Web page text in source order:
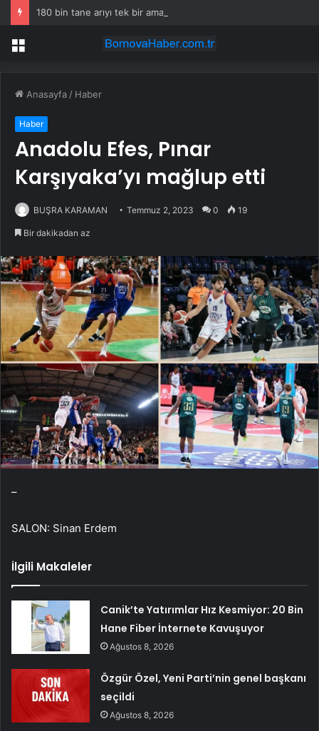
180 bin tane arıyı tek bir amaç doğaya saldılar
Menü
Anasayfa / Haber
Haber
Anadolu Efes, Pınar
Karşıyaka’yı mağlup etti
BUŞRA KARAMAN Temmuz 2, 2023 0 19
Bir dakikadan az
–
SALON: Sinan Erdem
İlgili Makaleler
Canik’te Yatırımlar Hız Kesmiyor: 20 Bin
Hane Fiber İnternete Kavuşuyor
Ağustos 8, 2026
Özgür Özel, Yeni Parti’nin genel başkanı
seçildi
Ağustos 8, 2026